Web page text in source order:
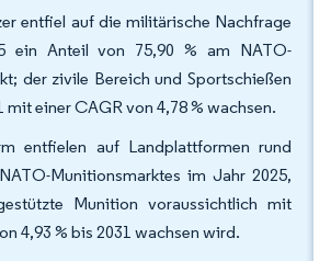
entfiel auf die militärische Nachfrage
ein Anteil von 75,90 % am NATO-
der zivile Bereich und Sportschießen
mit einer CAGR von 4,78 % wachsen.
entfielen auf Landplattformen rund
Munitionsmarktes im Jahr 2025,
Munition voraussichtlich mit
4,93 % bis 2031 wachsen wird.